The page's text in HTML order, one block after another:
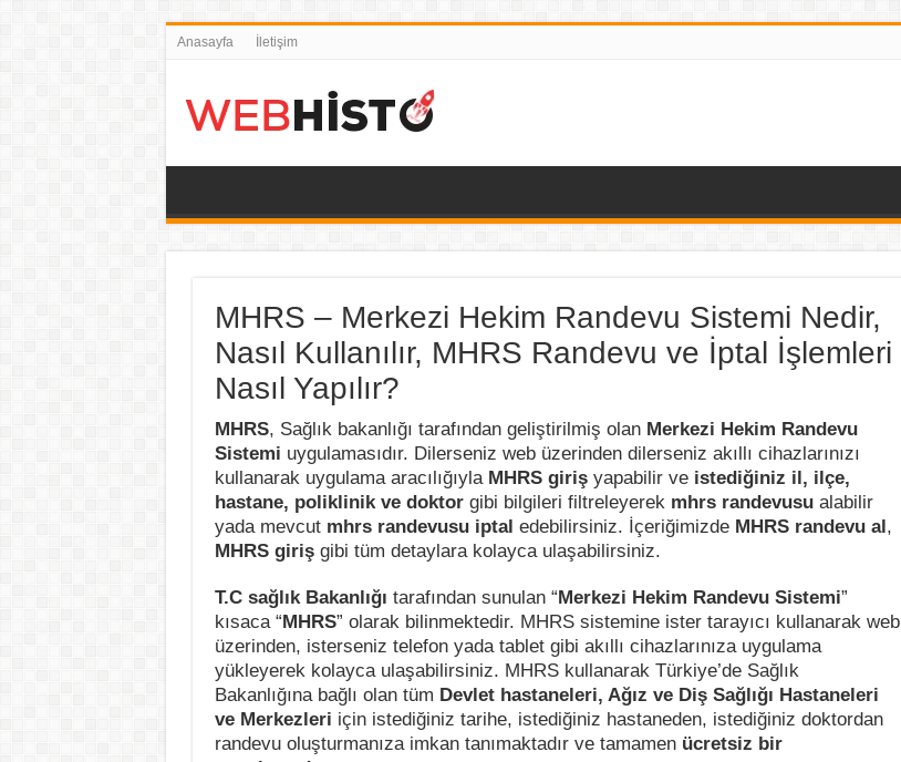
Anasayfa İletişim
MHRS – Merkezi Hekim Randevu Sistemi Nedir,
Nasıl Kullanılır, MHRS Randevu ve İptal İşlemleri
Nasıl Yapılır?
MHRS, Sağlık bakanlığı tarafından geliştirilmiş olan Merkezi Hekim Randevu
Sistemi uygulamasıdır. Dilerseniz web üzerinden dilerseniz akıllı cihazlarınızı
kullanarak uygulama aracılığıyla MHRS girişyapabilir ve istediğiniz il, ilçe,
hastane, poliklinik ve doktorgibi bilgileri filtreleyerek mhrs randevusualabilir
yada mevcut mhrs randevusu iptal edebilirsiniz. İçeriğimizde MHRS randevu al,
MHRS girişgibi tüm detaylara kolayca ulaşabilirsiniz.
T.C sağlık Bakanlığı tarafından sunulan “Merkezi Hekim Randevu Sistemi”
kısaca “MHRS” olarak bilinmektedir. MHRS sistemine ister tarayıcı kullanarak web
üzerinden, isterseniz telefon yada tablet gibi akıllı cihazlarınıza uygulama
yükleyerek kolayca ulaşabilirsiniz. MHRS kullanarak Türkiye’de Sağlık
Bakanlığına bağlı olan tüm Devlet hastaneleri, Ağız ve Diş Sağlığı Hastaneleri
ve Merkezleri için istediğiniz tarihe, istediğiniz hastaneden, istediğiniz doktordan
randevu oluşturmanıza imkan tanımaktadır ve tamamen ücretsiz bir